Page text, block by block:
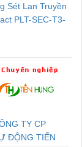
Sét Lan Truyền
PLT-SEC-T3-
TY CP
ĐỘNG TIẾN